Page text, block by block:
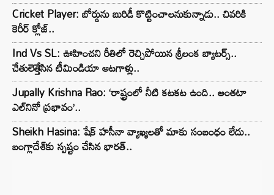
Cricket Player: బోర్డును బురిడీ కొట్టించాలనుకున్నాడు.. చివరికి
కెరీర్ క్లోజ్..
Ind Vs SL: ఊహించని రీతిలో రెచ్చిపోయిన శ్రీలంక బ్యాటర్స్..
చేతులెత్తేసిన టీమిండియా ఆటగాళ్లు..
Jupally Krishna Rao: ‘రాష్ట్రంలో నీటి కటకట ఉంది.. అంతటా
ఎల్‌నినో ప్రభావం’..
Sheikh Hasina: షేక్ హసీనా వ్యాఖ్యలతో మాకు సంబంధం లేదు..
బంగ్లాదేశ్‌కు స్పష్టం చేసిన భారత్..